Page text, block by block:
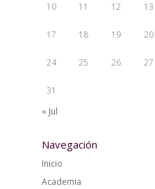
10 11 12 13
17 18 19 20
24 25 26 27
31
« Jul
Navegación
Inicio
Academia